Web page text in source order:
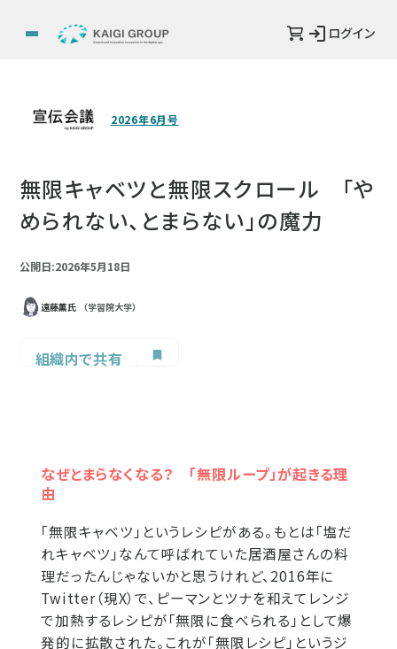
ログイン
2026年6月号
無限キャベツと無限スクロール 「や
められない、とまらない」の魔力
公開日:2026年5月18日
遠藤薫氏 （学習院大学）
組織内で共有
なぜとまらなくなる？ 「無限ループ」が起きる理
由
「無限キャベツ」というレシピがある。もとは「塩だ
れキャベツ」なんて呼ばれていた居酒屋さんの料
理だったんじゃないかと思うけれど、2016年に
Twitter（現X）で、ピーマンとツナを和えてレンジ
で加熱するレシピが「無限に食べられる」として爆
発的に拡散された。これが「無限レシピ」というジ